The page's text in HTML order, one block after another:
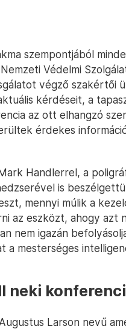
szempontjából
Védelmi
végző szakértői
kérdéseit, a
az ott elhangzó
érdekes
Handlerrel, a
is
mennyi múlik a
az eszközt, ahogy azt
nem igazán
mesterséges
neki
Larson nevű